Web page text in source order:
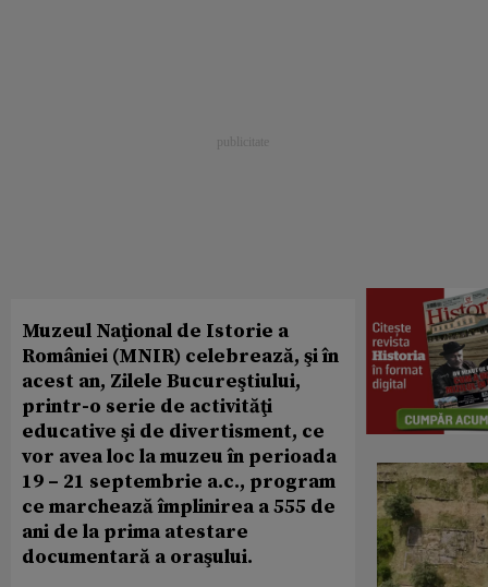
Muzeul Naţional de Istorie a
României (MNIR) celebrează, şi în
acest an, Zilele Bucureştiului,
printr-o serie de activităţi
educative şi de divertisment, ce
vor avea loc la muzeu în perioada
19 – 21 septembrie a.c., program
ce marchează împlinirea a 555 de
ani de la prima atestare
documentară a oraşului.